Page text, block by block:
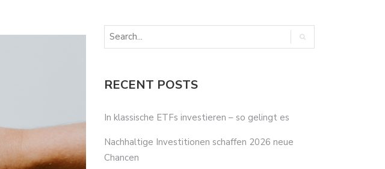
RECENT POSTS
In klassische ETFs investieren – so gelingt es
Nachhaltige Investitionen schaffen 2026 neue
Chancen